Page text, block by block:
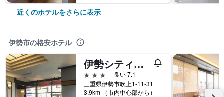
近くのホテルをさらに表示
伊勢市の格安ホテル
伊勢シティホテル
3つ星
良い 7.1
三重県伊勢市吹上1-11-31
3.9km （市内中心部から）